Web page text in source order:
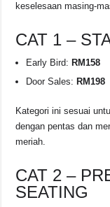
keselesaan masing-
CAT 1 –
Early Bird: RM158
Door Sales: RM198
Kategori ini sesuai
dengan pentas dan
meriah.
CAT 2 –
SEATING